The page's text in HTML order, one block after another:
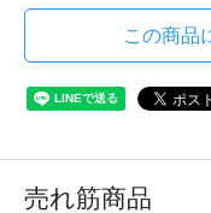
この商品
売れ筋商品